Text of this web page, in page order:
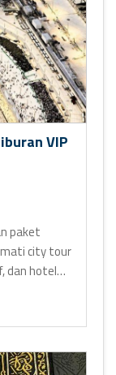
VIP
paket
city tour
dan hotel